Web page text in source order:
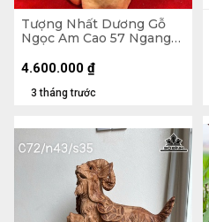
Tượng Nhất Dương Gỗ
Ngọc Am Cao 57 Ngang
3 tháng trước
4.600.000 ₫